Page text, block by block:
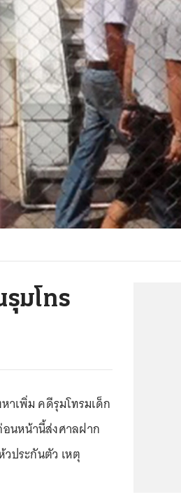
มโทร
าเพิ่ม คดีรุมโทรมเด็ก
นหน้านี้ส่งศาลฝาก
ประกันตัว เหตุ